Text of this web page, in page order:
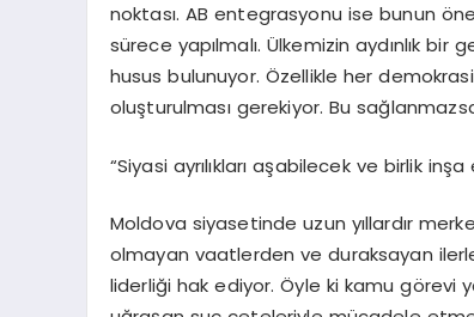
noktası. AB entegrasyonu ise bunun
sürece yapılmalı. Ülkemizin aydınlık
husus bulunuyor. Özellikle her
oluşturulması gerekiyor. Bu
“Siyasi ayrılıkları aşabilecek ve birlik
Moldova siyasetinde uzun yıllardır
olmayan vaatlerden ve duraksayan
liderliği hak ediyor. Öyle ki kamu görevi